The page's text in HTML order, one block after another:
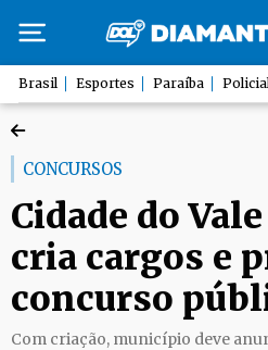
Brasil Esportes Paraíba
CONCURSOS
Cidade do
cria cargos e
concurso
Com criação, município deve